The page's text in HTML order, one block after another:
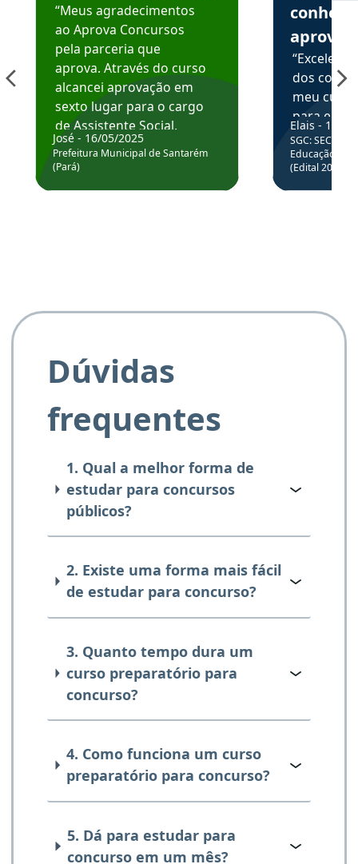
“Meus agradecimentos
ao Aprova Concursos
pela parceria que
aprova. Através do curso
alcancei aprovação em
sexto lugar para o cargo
de Assistente Social.
Hoje estou atuando na
Prefeitura de Santarém.
José - 16/05/2025
Prefeitura Municipal de Santarém
(Pará)
aprova
dos
meu
para
colocar
através
de
Elais - 15/
SGC: SEC BA
Educação
(Edital
Dúvidas
frequentes
1. Qual a melhor forma de
estudar para concursos
públicos?
2. Existe uma forma mais fácil
de estudar para concurso?
3. Quanto tempo dura um
curso preparatório para
concurso?
4. Como funciona um curso
preparatório para concurso?
5. Dá para estudar para
concurso em um mês?